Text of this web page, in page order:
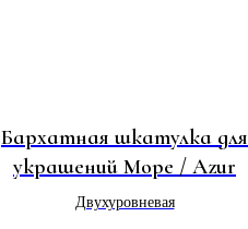
Бархатная шкатулка для
украшений Море / Azur
Двухуровневая